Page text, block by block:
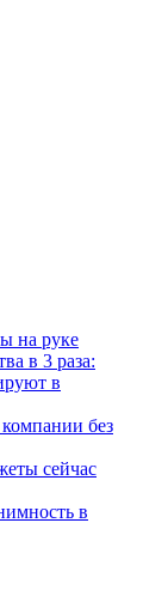
на руке
в 3 раза:
в
без
сейчас
в